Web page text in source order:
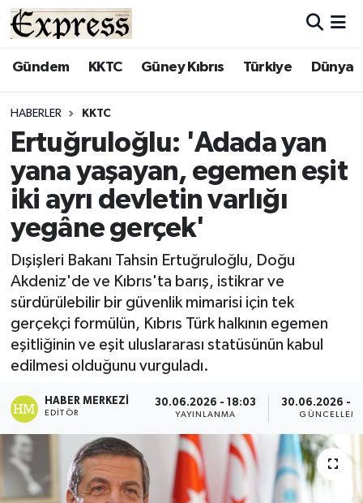
Gündem KKTC Güney Kıbrıs Türkiye Dünya
HABERLER KKTC
Ertuğruloğlu: 'Adada yan
yana yaşayan, egemen eşit
iki ayrı devletin varlığı
yegâne gerçek'
Dışişleri Bakanı Tahsin Ertuğruloğlu, Doğu
Akdeniz'de ve Kıbrıs'ta barış, istikrar ve
sürdürülebilir bir güvenlik mimarisi için tek
gerçekçi formülün, Kıbrıs Türk halkının egemen
eşitliğinin ve eşit uluslararası statüsünün kabul
edilmesi olduğunu vurguladı.
HABER MERKEZI
EDITÖR
30.06.2026 - 18:03
YAYINLANMA
30.06.2026 -
ALAYKÖY
BİLİM
ÇATALKÖY
DÜNYA
EĞİTİM
EKONOMİ
ENGLISH
GAZİMAĞUSA
GİRNE
Hava Durumu
Süper Lig Puan Durumu ve Fikstür
Tüm Manşetler
Son Dakika Haberleri
Haber Arşivi